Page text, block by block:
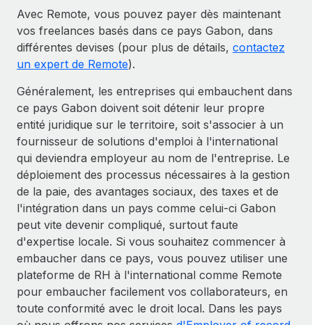
Avec Remote, vous pouvez payer dès maintenant
vos freelances basés dans ce pays Gabon, dans
différentes devises (pour plus de détails, contactez
un expert de Remote).
Généralement, les entreprises qui embauchent dans
ce pays Gabon doivent soit détenir leur propre
entité juridique sur le territoire, soit s'associer à un
fournisseur de solutions d'emploi à l'international
qui deviendra employeur au nom de l'entreprise. Le
déploiement des processus nécessaires à la gestion
de la paie, des avantages sociaux, des taxes et de
l'intégration dans un pays comme celui-ci Gabon
peut vite devenir compliqué, surtout faute
d'expertise locale. Si vous souhaitez commencer à
embaucher dans ce pays, vous pouvez utiliser une
plateforme de RH à l'international comme Remote
pour embaucher facilement vos collaborateurs, en
toute conformité avec le droit local. Dans les pays